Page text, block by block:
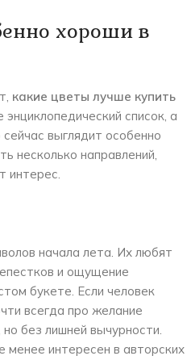
хороши в
какие цветы лучше купить
список, а
выглядит особенно
несколько направлений,
интерес.
начала лета. Их любят
и ощущение
букете. Если человек
всегда про желание
без лишней вычурности.
менее интересен в авторских